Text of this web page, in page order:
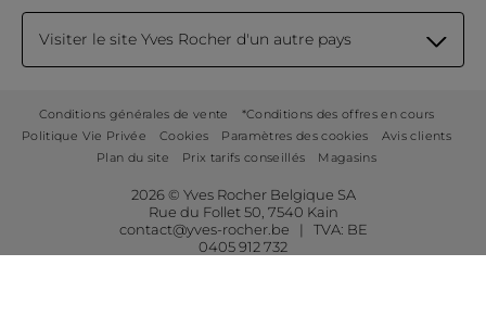
Visiter le site Yves Rocher d'un autre pays
Conditions générales de vente
*Conditions des offres en cours
Politique Vie Privée
Cookies Paramètres des cookies
Avis clients
Plan du site
Prix tarifs conseillés Magasins
2026 © Yves Rocher Belgique SA
Rue du Follet 50, 7540 Kain
contact@yves-rocher.be | TVA: BE
0405 912 732